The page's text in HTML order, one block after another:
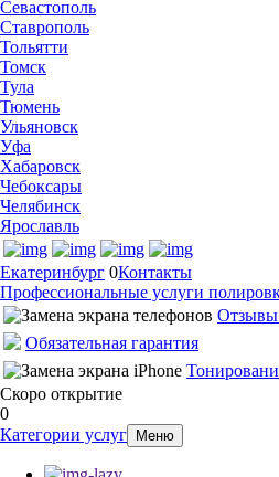
Севастополь
Ставрополь
Тольятти
Томск
Тула
Тюмень
Ульяновск
Уфа
Хабаровск
Чебоксары
Челябинск
Ярославль
Екатеринбург 0Контакты
Профессиональные услуги
Отзывы
Обязательная гарантия
Скоро открытие
0
Категории услуг
Меню